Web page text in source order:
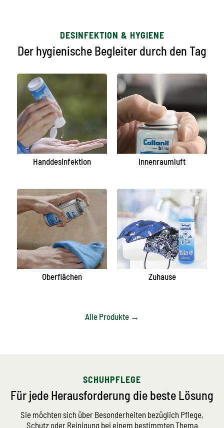
DESINFEKTION & HYGIENE
Der hygienische Begleiter durch den Tag
Handdesinfektion Innenraumluft
Oberflächen Zuhause
Alle Produkte →
SCHUHPFLEGE
Für jede Herausforderung die beste Lösung
Sie möchten sich über Besonderheiten bezüglich Pflege,
Schutz oder Reinigung bei einem bestimmten Thema